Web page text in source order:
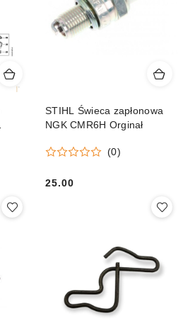
STIHL Świeca zapłonowa
NGK CMR6H Orginał
(0)
25.00